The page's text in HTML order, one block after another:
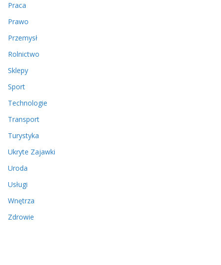
Praca
Prawo
Przemysł
Rolnictwo
Sklepy
Sport
Technologie
Transport
Turystyka
Ukryte Zajawki
Uroda
Usługi
Wnętrza
Zdrowie